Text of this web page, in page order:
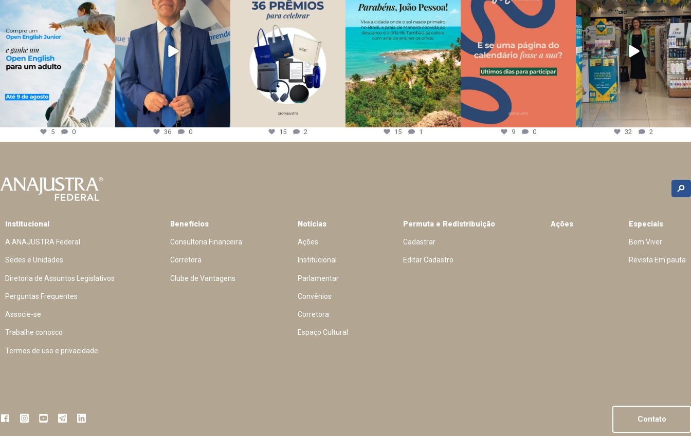
5 0 36 0 15 2 15 1 9 0 32 2
Institucional
A ANAJUSTRA Federal
Sedes e Unidades
Diretoria de Assuntos Legislativos
Perguntas Frequentes
Associe-se
Trabalhe conosco
Termos de uso e privacidade
Benefícios
Consultoria Financeira
Corretora
Clube de Vantagens
Notícias
Ações
Institucional
Parlamentar
Convênios
Corretora
Espaço Cultural
Permuta e Redistribuição
Cadastrar
Editar Cadastro
Ações Especiais
Bem Viver
Revista Em pauta
Contato